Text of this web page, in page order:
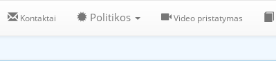
Kontaktai Politikos Video pristatymas